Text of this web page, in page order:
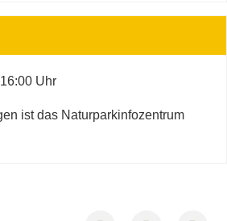
Uhr
ist das Naturparkinfozentrum